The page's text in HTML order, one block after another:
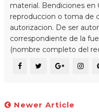
material. Bendiciones en
reproduccion o toma de
autorizacion. De ser
correspondiente de la
(nombre completo del
Newer Article